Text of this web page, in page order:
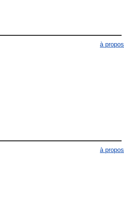
à propos
à propos